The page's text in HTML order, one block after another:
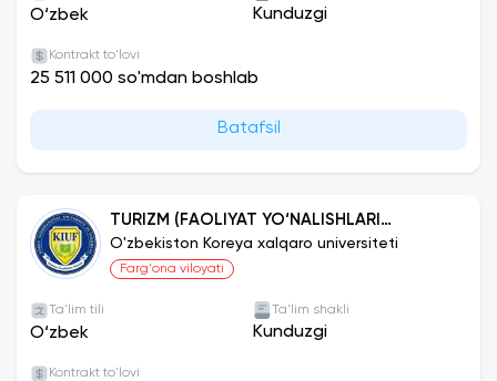
O‘zbek Kunduzgi
Kontrakt to'lovi
25 511 000 so'mdan boshlab
Batafsil
TURIZM (FAOLIYAT YO‘NALISHLARI
BO‘YICHA )
O'zbekiston Koreya xalqaro universiteti
Farg'ona viloyati
Ta'lim tili
O‘zbek
Ta'lim shakli
Kunduzgi
Kontrakt to'lovi